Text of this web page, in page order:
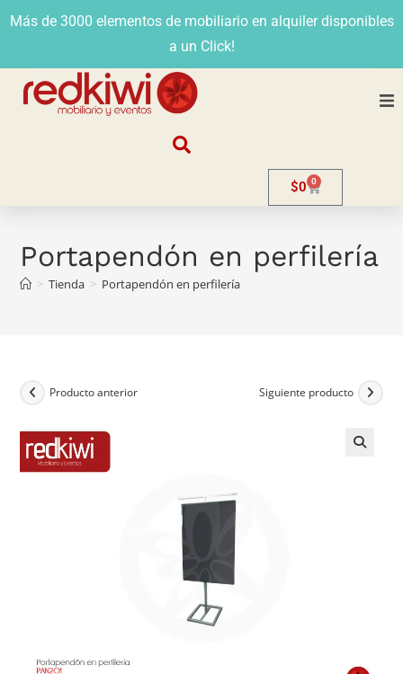
Más de 3000 elementos de mobiliario en alquiler disponibles
a un Click!
Venta
Contacto
$0 0
Portapendón en perfilería
> Tienda > Portapendón en perfilería
Producto anterior Siguiente producto